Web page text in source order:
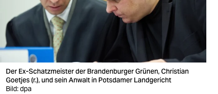
nord
wahrheit
verlag
verlag
Der Ex-Schatzmeister der Brandenburger Grünen, Christian
Goetjes (r.), und sein Anwalt in Potsdamer Landgericht
Bild: dpa